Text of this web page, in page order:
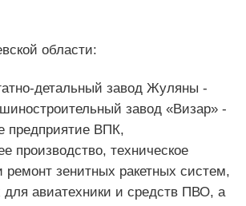
области:
детальный завод Жуляны -
завод «Визар» -
предприятие ВПК,
производство, техническое
зенитных ракетных систем,
авиатехники и средств ПВО, а